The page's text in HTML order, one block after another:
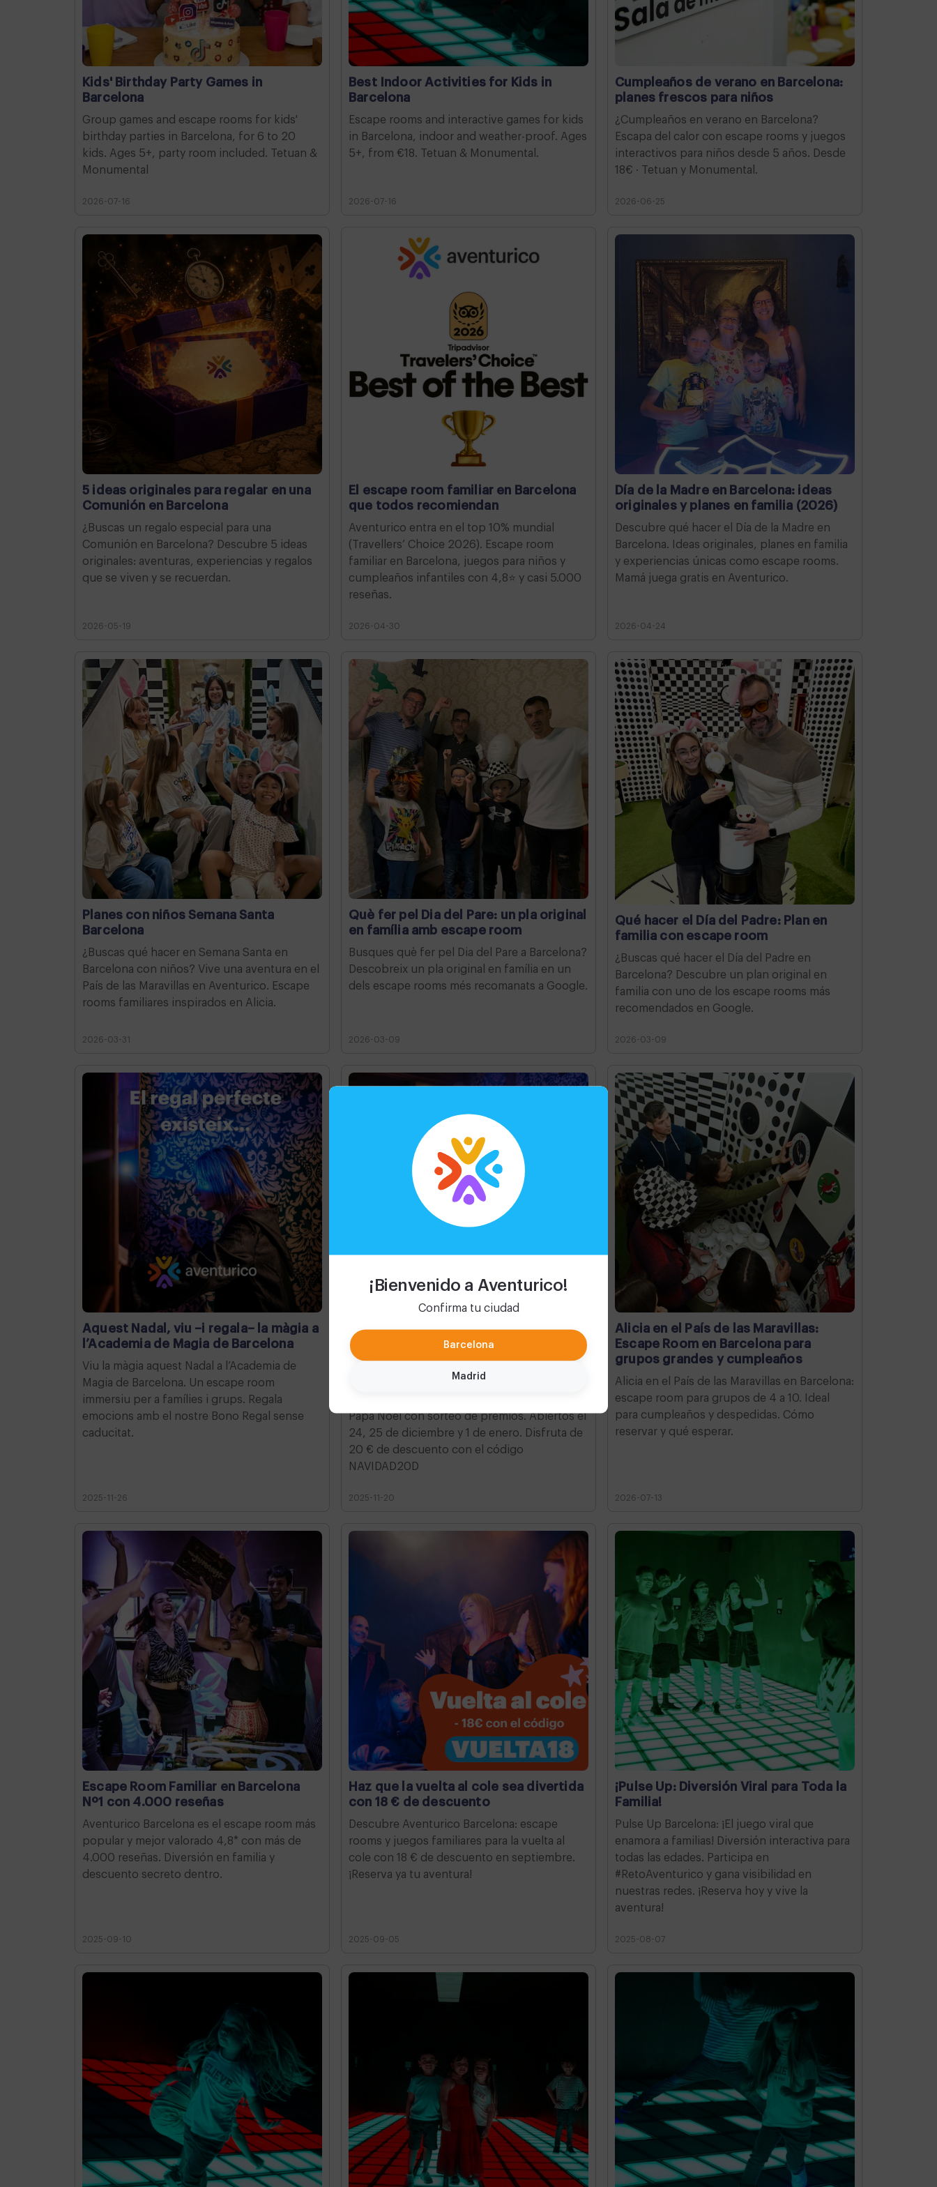
¡Bienvenido a Aventurico!
Confirma tu ciudad
Barcelona
Madrid
Kids' Birthday Party Games in
Barcelona
Group games and escape rooms for kids'
birthday parties in Barcelona, for 6 to 20
kids. Ages 5+, party room included. Tetuan &
Monumental
2026-07-16
Best Indoor Activities for Kids in
Barcelona
Escape rooms and interactive games for kids
in Barcelona, indoor and weather-proof. Ages
5+, from €18. Tetuan & Monumental.
2026-07-16
Cumpleaños de verano en Barcelona:
planes frescos para niños
¿Cumpleaños en verano en Barcelona?
Escapa del calor con escape rooms y juegos
interactivos para niños desde 5 años. Desde
18€ · Tetuan y Monumental.
2026-06-25
5 ideas originales para regalar en una
Comunión en Barcelona
¿Buscas un regalo especial para una
Comunión en Barcelona? Descubre 5 ideas
originales: aventuras, experiencias y regalos
que se viven y se recuerdan.
2026-05-19
El escape room familiar en Barcelona
que todos recomiendan
Aventurico entra en el top 10% mundial
(Travellers’ Choice 2026). Escape room
familiar en Barcelona, juegos para niños y
cumpleaños infantiles con 4,8⭐ y casi 5.000
reseñas.
2026-04-30
Día de la Madre en Barcelona: ideas
originales y planes en familia (2026)
Descubre qué hacer el Día de la Madre en
Barcelona. Ideas originales, planes en familia
y experiencias únicas como escape rooms.
Mamá juega gratis en Aventurico.
2026-04-24
Planes con niños Semana Santa
Barcelona
¿Buscas qué hacer en Semana Santa en
Barcelona con niños? Vive una aventura en el
País de las Maravillas en Aventurico. Escape
rooms familiares inspirados en Alicia.
2026-03-31
Què fer pel Dia del Pare: un pla original
en família amb escape room
Busques què fer pel Dia del Pare a Barcelona?
Descobreix un pla original en família en un
dels escape rooms més recomanats a Google.
2026-03-09
Qué hacer el Día del Padre: Plan en
familia con escape room
¿Buscas qué hacer el Día del Padre en
Barcelona? Descubre un plan original en
familia con uno de los escape rooms más
recomendados en Google.
2026-03-09
Aquest Nadal, viu –i regala– la màgia a
l’Academia de Magia de Barcelona
Viu la màgia aquest Nadal a l’Academia de
Magia de Barcelona. Un escape room
immersiu per a famílies i grups. Regala
emocions amb el nostre Bono Regal sense
caducitat.
2025-11-26
El plan perfecto para vivir la magia de
la Navidad con niños
Barcelona: escape rooms para niños,
Papá Noel con sorteo de premios. Abiertos el
24, 25 de diciembre y 1 de enero. Disfruta de
20 € de descuento con el código
NAVIDAD20D
2025-11-20
Alicia en el País de las Maravillas:
Escape Room en Barcelona para
grupos grandes y cumpleaños
Alicia en el País de las Maravillas en Barcelona:
escape room para grupos de 4 a 10. Ideal
para cumpleaños y despedidas. Cómo
reservar y qué esperar.
2026-07-13
Escape Room Familiar en Barcelona
Nº1 con 4.000 reseñas
Aventurico Barcelona es el escape room más
popular y mejor valorado 4,8* con más de
4.000 reseñas. Diversión en familia y
descuento secreto dentro.
2025-09-10
Haz que la vuelta al cole sea divertida
con 18 € de descuento
Descubre Aventurico Barcelona: escape
rooms y juegos familiares para la vuelta al
cole con 18 € de descuento en septiembre.
¡Reserva ya tu aventura!
2025-09-05
¡Pulse Up: Diversión Viral para Toda la
Familia!
Pulse Up Barcelona: ¡El juego viral que
enamora a familias! Diversión interactiva para
todas las edades. Participa en
#RetoAventurico y gana visibilidad en
nuestras redes. ¡Reserva hoy y vive la
aventura!
2025-08-07